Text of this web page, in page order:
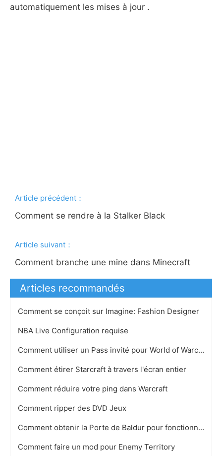
automatiquement les mises à jour .
Article précédent：
Comment se rendre à la Stalker Black
Article suivant：
Comment branche une mine dans Minecraft
Articles recommandés
Comment se conçoit sur Imagine: Fashion Designer
NBA Live Configuration requise
Comment utiliser un Pass invité pour World of Warcraft
Comment étirer Starcraft à travers l'écran entier
Comment réduire votre ping dans Warcraft
Comment ripper des DVD Jeux
Comment obtenir la Porte de Baldur pour fonctionner sur Windows Vista
Comment faire un mod pour Enemy Territory